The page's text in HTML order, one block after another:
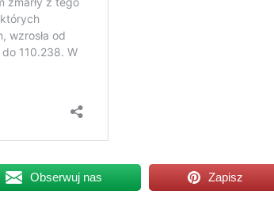
Obserwuj nas Zapisz